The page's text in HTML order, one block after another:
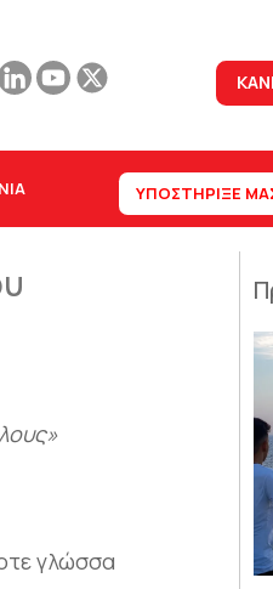
ΥΠΟΣΤΗΡΙΞΕ
γλώσσα